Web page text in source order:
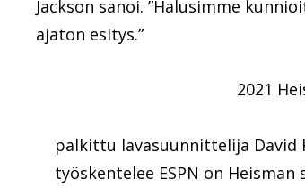
Jackson sanoi. ”Halusimme
ajaton esitys.”
2021
palkittu lavasuunnittelija David
työskentelee ESPN on Heisman